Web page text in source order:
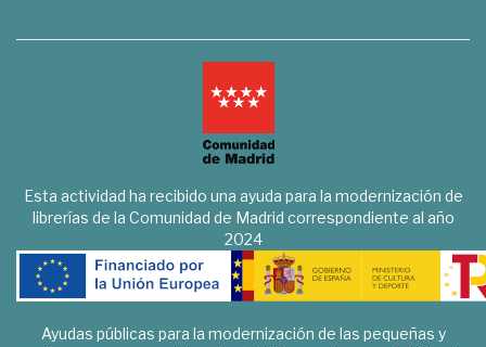
Esta actividad ha recibido una ayuda para la modernización de
librerías de la Comunidad de Madrid correspondiente al año
2024
Ayudas públicas para la modernización de las pequeñas y